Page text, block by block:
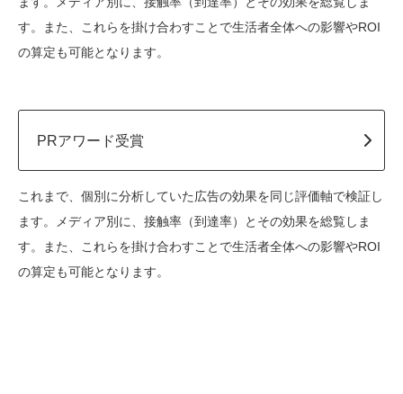
す。また、これらを掛け合わすことで生活者全体への影響やROI
の算定も可能となります。
PRアワード受賞
これまで、個別に分析していた広告の効果を同じ評価軸で検証し
ます。メディア別に、接触率（到達率）とその効果を総覧しま
す。また、これらを掛け合わすことで生活者全体への影響やROI
の算定も可能となります。